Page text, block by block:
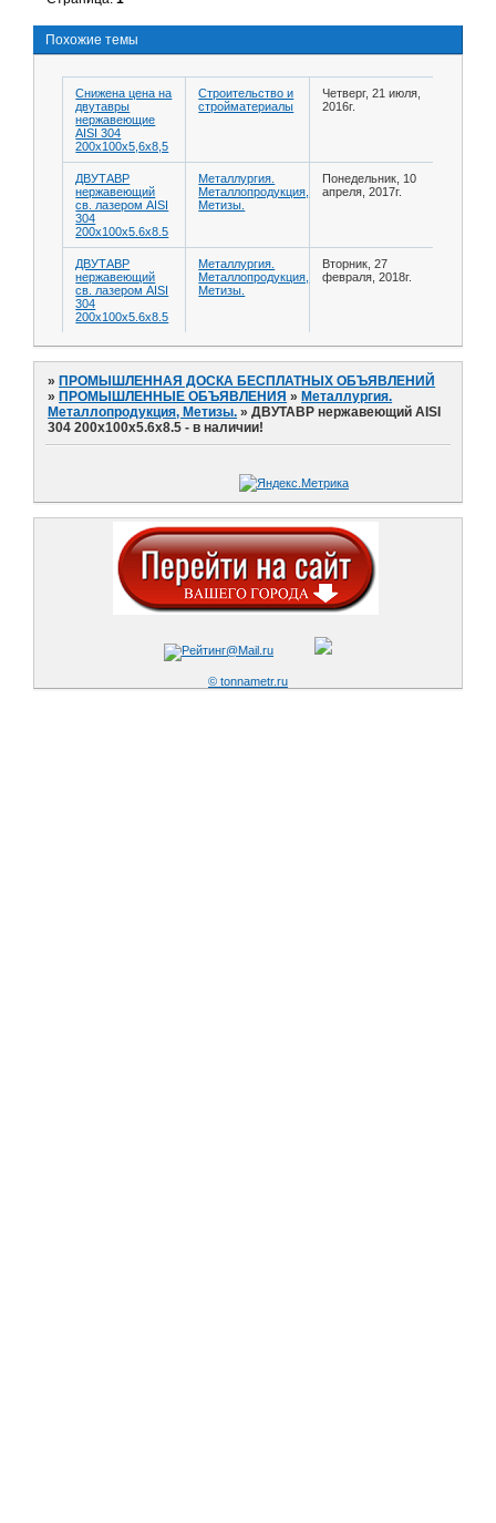
Похожие темы
Снижена цена на
двутавры
нержавеющие
AISI 304
200х100х5,6х8,5
Строительство и
стройматериалы
Четверг, 21 июля,
2016г.
ДВУТАВР
нержавеющий
св. лазером AISI
304
200х100х5.6х8.5
Металлургия.
Металлопродукция,
Метизы.
Понедельник, 10
апреля, 2017г.
ДВУТАВР
нержавеющий
св. лазером AISI
304
200х100х5.6х8.5
Металлургия.
Металлопродукция,
Метизы.
Вторник, 27
февраля, 2018г.
»ПРОМЫШЛЕННАЯ ДОСКА БЕСПЛАТНЫХ ОБЪЯВЛЕНИЙ
»ПРОМЫШЛЕННЫЕ ОБЪЯВЛЕНИЯ »Металлургия.
Металлопродукция, Метизы. »ДВУТАВР нержавеющий AISI
304 200х100х5.6х8.5 - в наличии!
© tonnametr.ru